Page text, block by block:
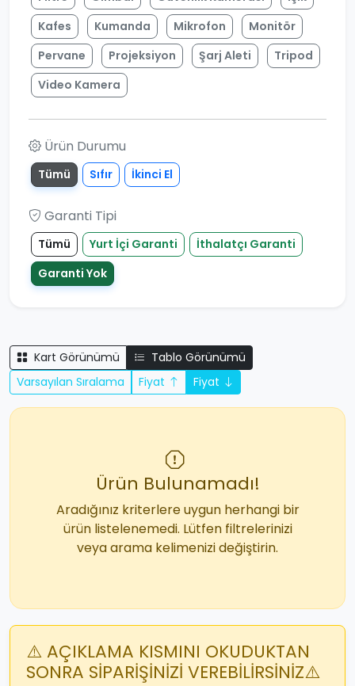
Kafes
Kumanda Mikrofon
Monitör
Pervane
Projeksiyon Şarj Aleti
Tripod
Video Kamera
Ürün Durumu
Tümü Sıfır İkinci El
Garanti Tipi
Tümü Yurt İçi Garanti
İthalatçı Garanti
Garanti Yok
Kart Görünümü
Tablo Görünümü
Varsayılan Sıralama
Fiyat Fiyat
Ürün Bulunamadı!
Aradığınız kriterlere uygun herhangi bir
ürün listelenemedi. Lütfen filtrelerinizi
veya arama kelimenizi değiştirin.
⚠️ AÇIKLAMA KISMINI OKUDUKTAN
SONRA SİPARİŞİNİZİ VEREBİLİRSİNİZ⚠️